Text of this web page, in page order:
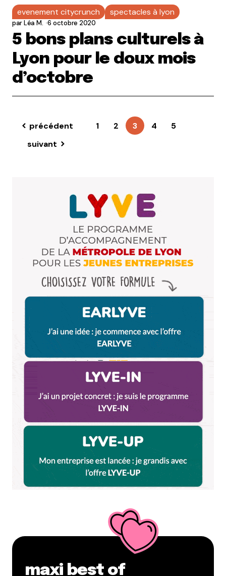
evenement citycrunch spectacles à lyon
parLéa M. 6 octobre 2020
5 bons plans culturels à
Lyon pour le doux mois
d’octobre
précédent 1 2 3 4
5
suivant
maxi best of